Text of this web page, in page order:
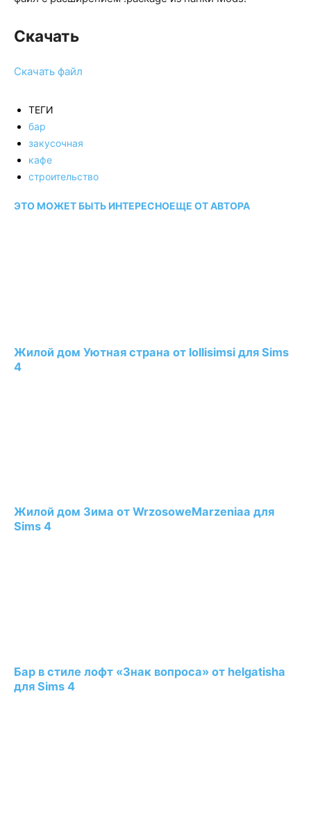
Скачать
Скачать файл
ТЕГИ
бар
закусочная
кафе
строительство
ЭТО МОЖЕТ БЫТЬ ИНТЕРЕСНОЕЩЕ ОТ АВТОРА
Жилой дом Уютная страна от lollisimsi для Sims
4
Жилой дом Зима от WrzosoweMarzeniaa для
Sims 4
Бар в стиле лофт «Знак вопроса» от helgatisha
для Sims 4